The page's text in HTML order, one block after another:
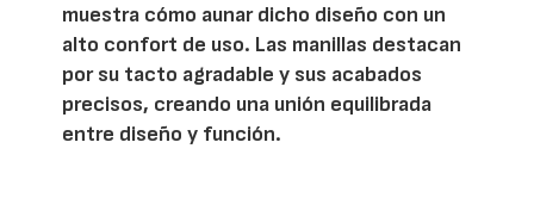
muestra cómo aunar dicho diseño con un
alto confort de uso. Las manillas destacan
por su tacto agradable y sus acabados
precisos, creando una unión equilibrada
entre diseño y función.